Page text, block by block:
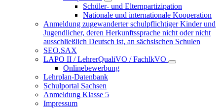
Schüler- und Elternpartizipation
Nationale und internationale Kooperation
Anmeldung zugewanderter schulpflichtiger Kinder und
Jugendlicher, deren Herkunftssprache nicht oder nicht
ausschließlich Deutsch ist, an sächsischen Schulen
SEO.SAX
LAPO II / LehrerQualiVO / FachlkVO
Onlinebewerbung
Lehrplan-Datenbank
Schulportal Sachsen
Anmeldung Klasse 5
Impressum